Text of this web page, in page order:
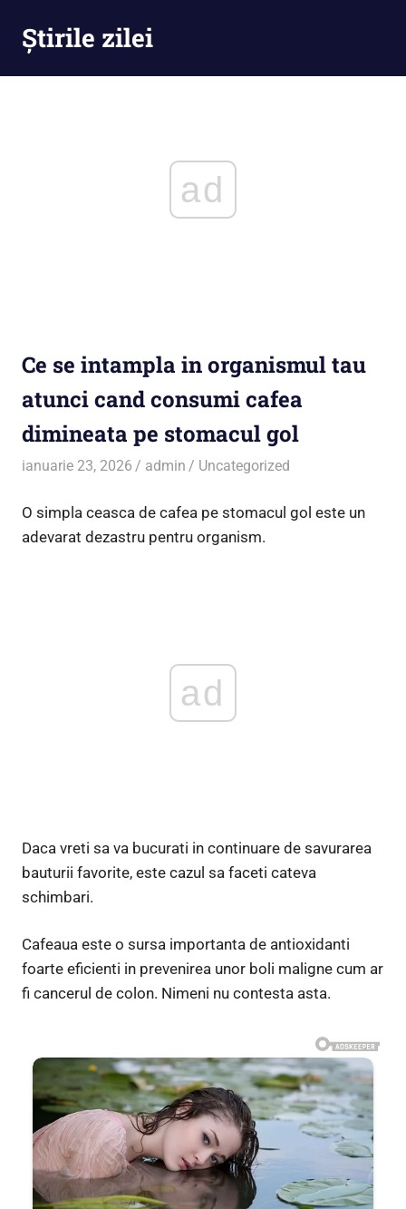
content
Știrile zilei
ad
Ce se intampla in organismul tau
atunci cand consumi cafea
dimineata pe stomacul gol
ianuarie 23, 2026 admin Uncategorized
O simpla ceasca de cafea pe stomacul gol este un
adevarat dezastru pentru organism.
ad
Daca vreti sa va bucurati in continuare de savurarea
bauturii favorite, este cazul sa faceti cateva
schimbari.
Cafeaua este o sursa importanta de antioxidanti
foarte eficienti in prevenirea unor boli maligne cum ar
fi cancerul de colon. Nimeni nu contesta asta.